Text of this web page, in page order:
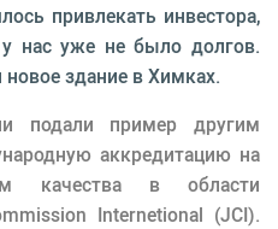
привлекать инвестора,
нас уже не было долгов.
здание в Химках.
пример другим
аккредитацию на
качества в области
Internetional (JCI).